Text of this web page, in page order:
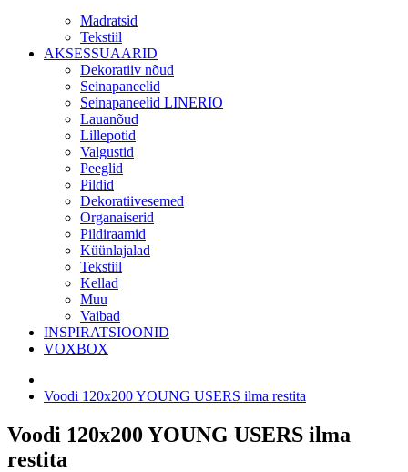
Madratsid
Tekstiil
AKSESSUAARID
Dekoratiiv nõud
Seinapaneelid
Seinapaneelid LINERIO
Lauanõud
Lillepotid
Valgustid
Peeglid
Pildid
Dekoratiivesemed
Organaiserid
Pildiraamid
Küünlajalad
Tekstiil
Kellad
Muu
Vaibad
INSPIRATSIOONID
VOXBOX
Voodi 120x200 YOUNG USERS ilma restita
Voodi 120x200 YOUNG USERS ilma
restita